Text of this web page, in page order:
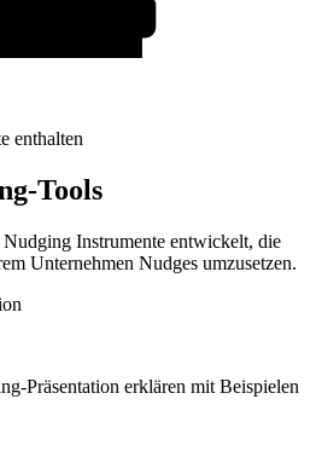
enthalten
Tools
Instrumente entwickelt, die
Unternehmen Nudges umzusetzen.
Präsentation erklären mit Beispielen